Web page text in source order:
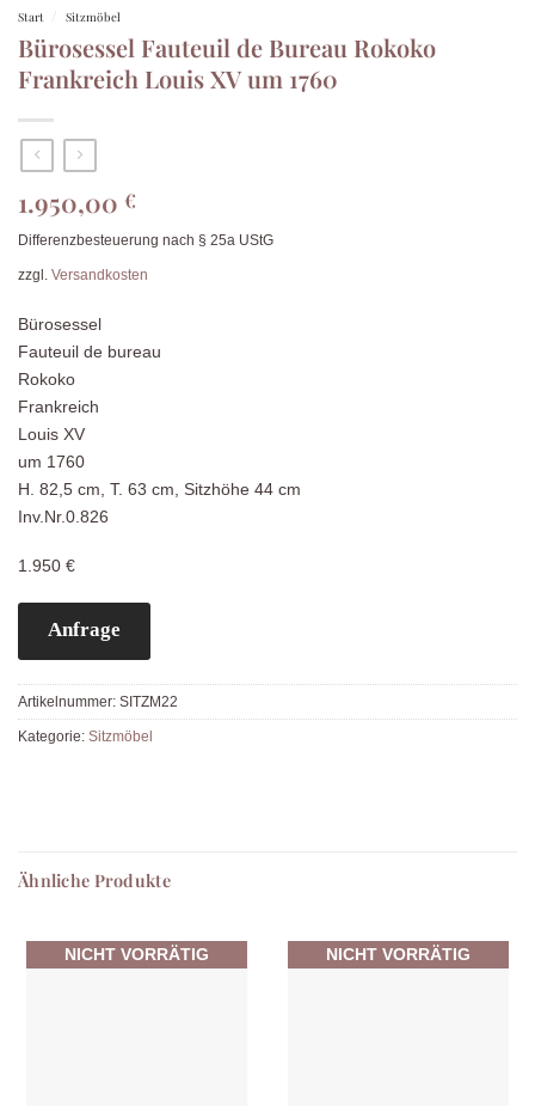
Start Sitzmöbel
Bürosessel Fauteuil de Bureau Rokoko
Frankreich Louis XV um 1760
1.950,00 €
Differenzbesteuerung nach § 25a UStG
zzgl. Versandkosten
Bürosessel
Fauteuil de bureau
Rokoko
Frankreich
Louis XV
um 1760
H. 82,5 cm, T. 63 cm, Sitzhöhe 44 cm
Inv.Nr.0.826
1.950 €
Anfrage
Artikelnummer: SITZM22
Kategorie: Sitzmöbel
Ähnliche Produkte
NICHT VORRÄTIG NICHT VORRÄTIG